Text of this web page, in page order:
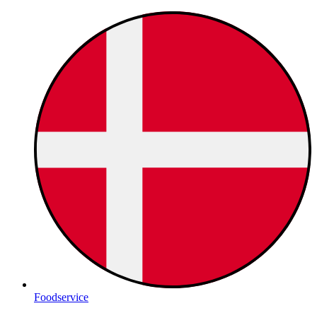
Foodservice